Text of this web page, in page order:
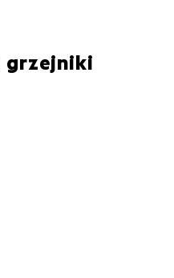
grzejniki